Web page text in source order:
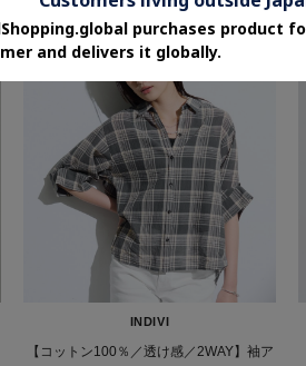
INDIVI
【コットン100％／透け感／2WAY】袖ア